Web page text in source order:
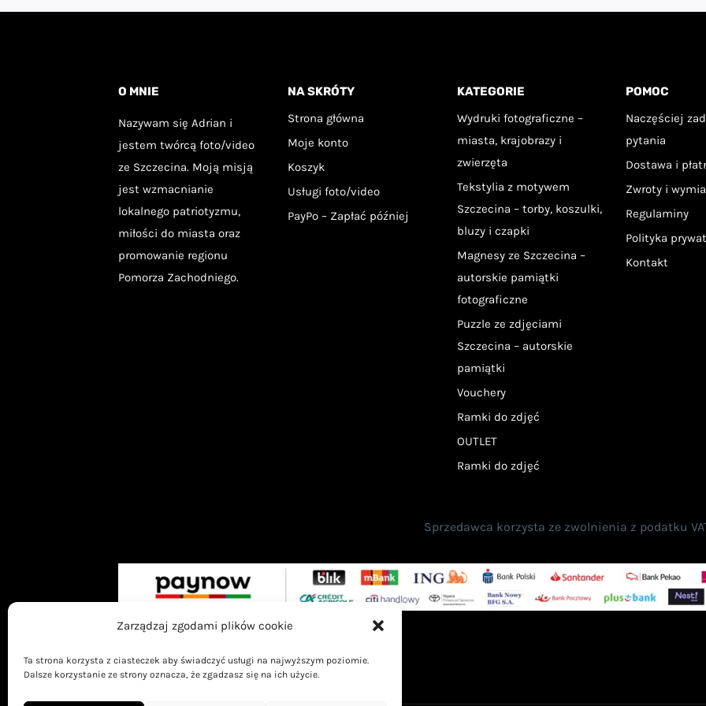
Zarządzaj zgodami plików cookie
Ta strona korzysta z ciasteczek aby świadczyć usługi na najwyższym poziomie.
Dalsze korzystanie ze strony oznacza, że zgadzasz się na ich użycie.
O MNIE
Nazywam się Adrian i
jestem twórcą foto/video
ze Szczecina. Moją misją
jest wzmacnianie
lokalnego patriotyzmu,
miłości do miasta oraz
promowanie regionu
Pomorza Zachodniego.
NA SKRÓTY
Strona główna
Moje konto
Koszyk
Usługi foto/video
PayPo – Zapłać później
KATEGORIE
Wydruki fotograficzne –
miasta, krajobrazy i
zwierzęta
Tekstylia z motywem
Szczecina – torby, koszulki,
bluzy i czapki
Magnesy ze Szczecina –
autorskie pamiątki
fotograficzne
Puzzle ze zdjęciami
Szczecina – autorskie
pamiątki
Vouchery
Ramki do zdjęć
OUTLET
Ramki do zdjęć
POMOC
Naczęściej
pytania
Dostawa i
Zwroty i
Regulaminy
Polityka
Kontakt
Sprzedawca korzysta ze zwolnienia z podatku